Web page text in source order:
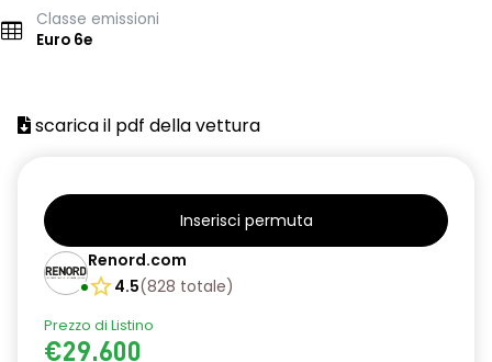
Classe emissioni
Euro 6e
scarica il pdf della vettura
Inserisci permuta
Renord.com
4.5(828 totale)
Prezzo di Listino
€29.600